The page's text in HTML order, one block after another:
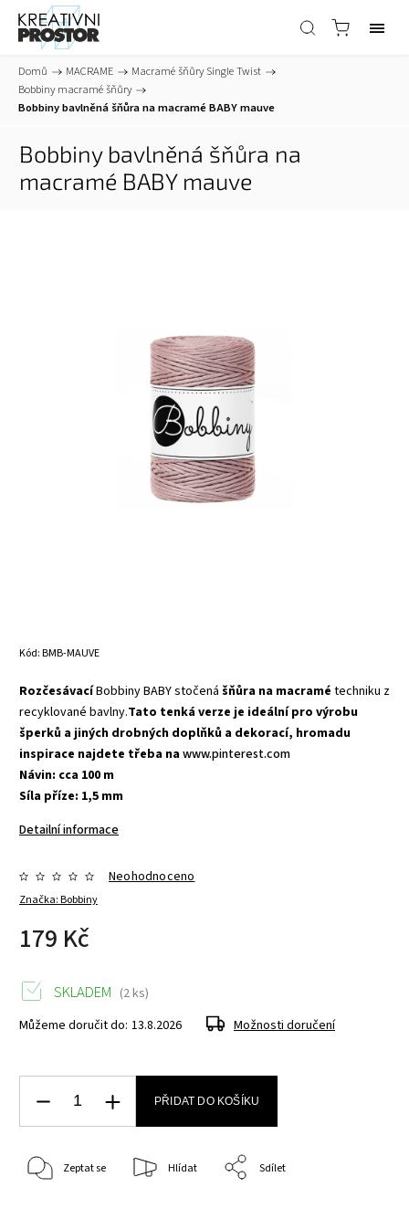
Domů / MACRAME / Macramé šňůry Single Twist /
Bobbiny macramé šňůry /
Bobbiny bavlněná šňůra na macramé BABY mauve
Bobbiny bavlněná šňůra na
macramé BABY mauve
Kód:BMB-MAUVE
RozčesávacíBobbiny BABY stočená šňůra na macramé techniku z
recyklované bavlny.Tato tenká verze je ideální pro výrobu
šperků a jiných drobných doplňků a dekorací, hromadu
inspirace najdete třeba nawww.pinterest.com
Návin: cca 100 m
Síla příze: 1,5 mm
Detailní informace
Značka:Bobbiny
Neohodnoceno
179 Kč
SKLADEM (2 ks)
Můžeme doručit do: 13.8.2026 Možnosti doručení
PŘIDAT DO KOŠÍKU
Zeptat se Hlídat Sdílet